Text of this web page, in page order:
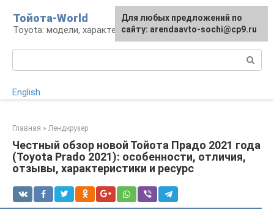
контенту
Тойота-World
Toyota: модели, характеристики, проблемы
English
Главная » Лендкрузер
Честный обзор новой Тойота Прадо 2021 года
(Toyota Prado 2021): особенности, отличия,
отзывы, характеристики и ресурс
Для любых предложений по
сайту: arendaavto-sochi@cp9.ru